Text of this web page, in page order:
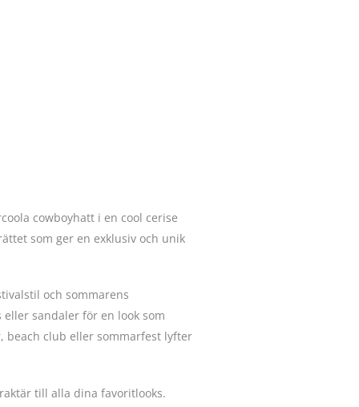
cowboyhatt i en cool cerise
som ger en exklusiv och unik
och sommarens
sandaler för en look som
beach club eller sommarfest lyfter
till alla dina favoritlooks.